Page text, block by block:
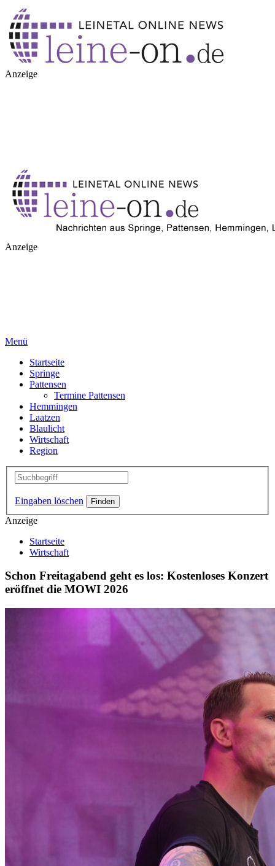
Anzeige
Anzeige
Menü
Startseite
Springe
Pattensen
Termine Pattensen
Hemmingen
Laatzen
Blaulicht
Wirtschaft
Region
Eingaben löschen
Anzeige
Startseite
Wirtschaft
Schon Freitagabend geht es los: Kostenloses Konzert
eröffnet die MOWI 2026